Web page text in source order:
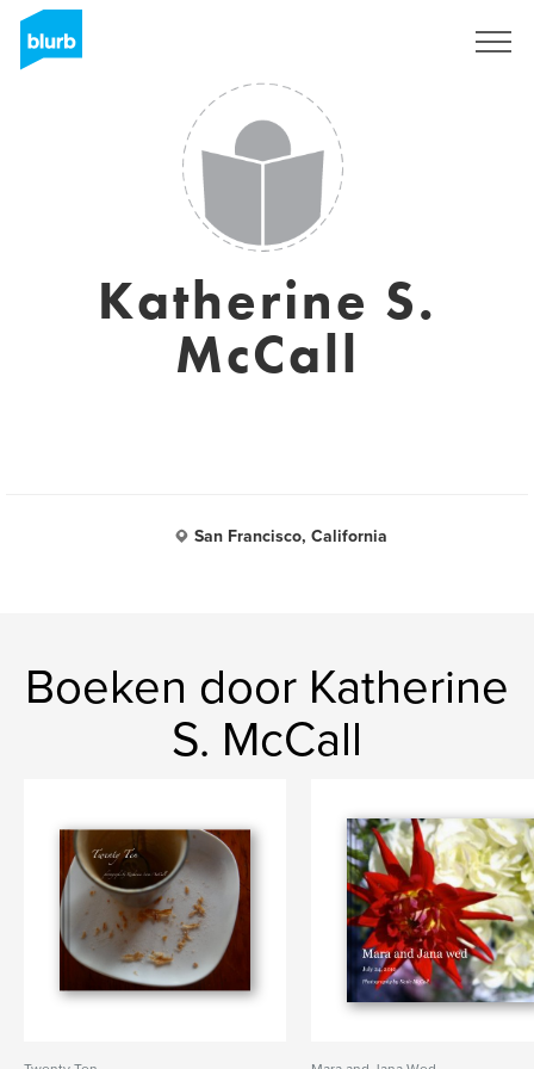
Katherine S.
McCall
San Francisco, California
Boeken door Katherine
S. McCall